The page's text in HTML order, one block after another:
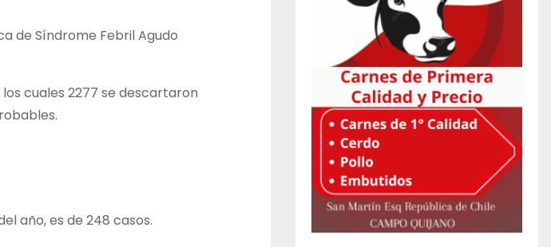
de Síndrome Febril Agudo
cuales 2277 se descartaron
año, es de 248 casos.